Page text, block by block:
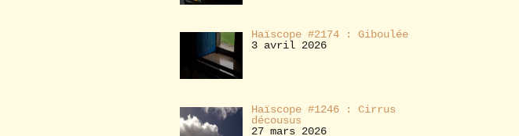
Haïscope #2174 : Giboulée
3 avril 2026
Haïscope #1246 : Cirrus
décousus
27 mars 2026